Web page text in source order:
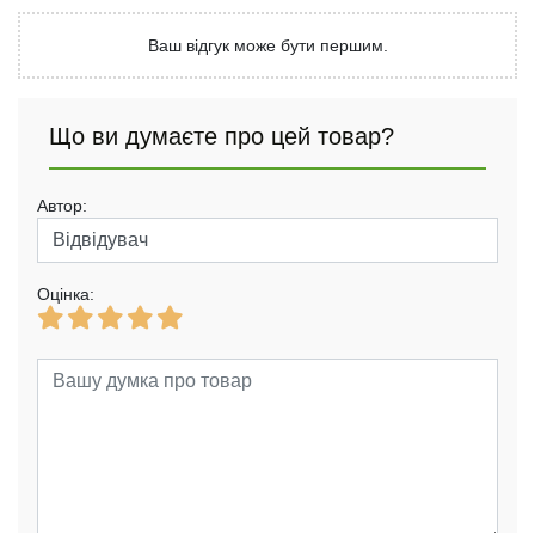
Ваш відгук може бути першим.
Що ви думаєте про цей товар?
Автор:
Оцінка: